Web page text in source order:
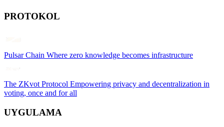
PROTOKOL
Pulsar Chain Where zero knowledge becomes infrastructure
The ZKvot Protocol Empowering privacy and decentralization in
voting, once and for all
UYGULAMA